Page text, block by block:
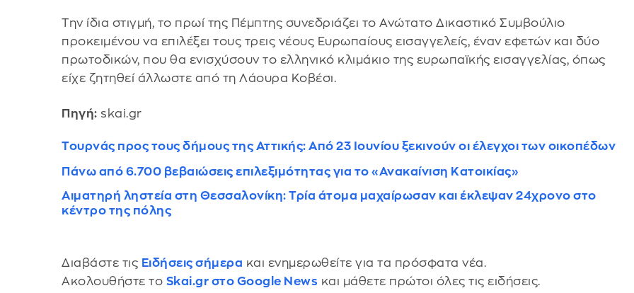
Την ίδια στιγμή, το πρωί της Πέμπτης συνεδριάζει το Ανώτατο Δικαστικό Συμβούλιο
προκειμένου να επιλέξει τους τρεις νέους Ευρωπαίους εισαγγελείς, έναν εφετών και δύο
πρωτοδικών, που θα ενισχύσουν το ελληνικό κλιμάκιο της ευρωπαϊκής εισαγγελίας, όπως
είχε ζητηθεί άλλωστε από τη Λάουρα Κοβέσι.
Πηγή: skai.gr
Τουρνάς προς τους δήμους της Αττικής: Από 23 Ιουνίου ξεκινούν οι έλεγχοι των οικοπέδων
Πάνω από 6.700 βεβαιώσεις επιλεξιμότητας για το «Ανακαίνιση Κατοικίας»
Αιματηρή ληστεία στη Θεσσαλονίκη: Τρία άτομα μαχαίρωσαν και έκλεψαν 24χρονο στο
κέντρο της πόλης
Διαβάστε τις Ειδήσεις σήμερα και ενημερωθείτε για τα πρόσφατα νέα.
Ακολουθήστε το Skai.gr στο Google News και μάθετε πρώτοι όλες τις ειδήσεις.